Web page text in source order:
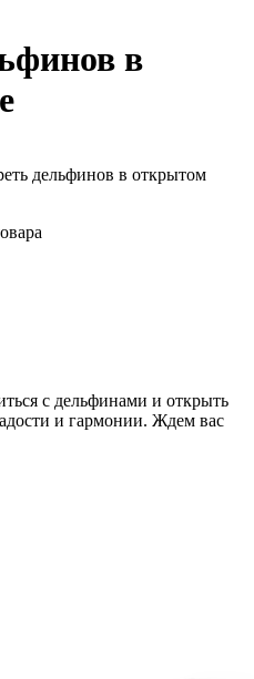
в
дельфинов в открытом
с дельфинами и открыть
и гармонии. Ждем вас